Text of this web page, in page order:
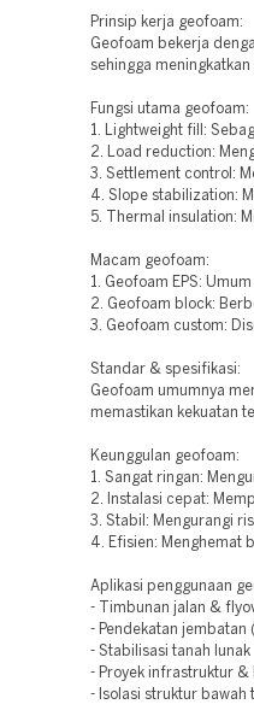
Prinsip kerja geofoam:
Geofoam bekerja
sehingga
Fungsi utama geofoam:
1. Lightweight fill:
2. Load reduction:
3. Settlement control:
4. Slope stabilization:
5. Thermal insulation:
Macam geofoam:
1. Geofoam EPS:
2. Geofoam block:
3. Geofoam custom:
Standar & spesifikasi:
Geofoam umumnya
memastikan kekuatan
Keunggulan geofoam:
1. Sangat ringan:
2. Instalasi cepat:
3. Stabil: Mengurangi
4. Efisien: Menghemat
Aplikasi penggunaan
- Timbunan jalan &
- Pendekatan
- Stabilisasi tanah lunak
- Proyek infrastruktur &
- Isolasi struktur bawah